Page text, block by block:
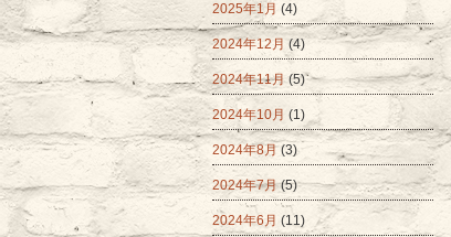
2025年1月 (4)
2024年12月 (4)
2024年11月 (5)
2024年10月 (1)
2024年8月 (3)
2024年7月(5)
2024年6月 (11)